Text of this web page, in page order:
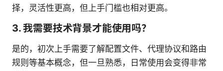
择，灵活性更高，但上手门槛也相对更高。
3. 我需要技术背景才能使用吗？
是的，初次上手需要了解配置文件、代理协议和路由
规则等基本概念，但一旦熟悉，日常使用会变得非常